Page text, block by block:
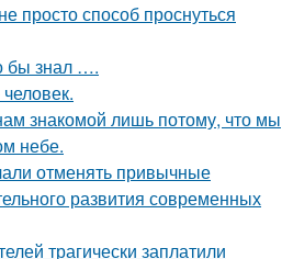
просто способ проснуться
бы знал ….
знакомой лишь потому, что мы
небе.
отменять привычные
развития современных
трагически заплатили